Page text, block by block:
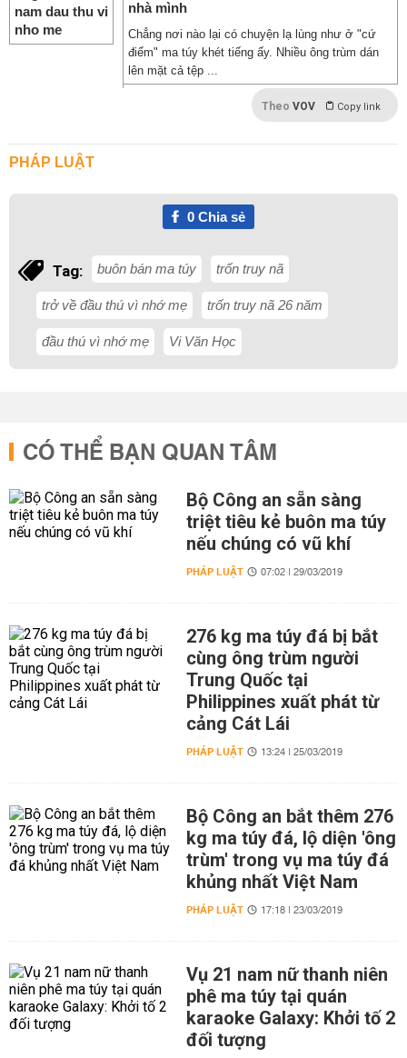
nhà mình
Chẳng nơi nào lại có chuyện lạ lùng như ở "cứ
điểm" ma túy khét tiếng ấy. Nhiều ông trùm dán
lên mặt cả tệp ...
Theo VOV Copy link
PHÁP LUẬT
0Chia sẻ
Tag: buôn bán ma túy trốn truy nã
trở về đầu thú vì nhớ mẹ trốn truy nã 26 năm
đầu thú vì nhớ mẹ Vi Văn Học
CÓ THỂ BẠN QUAN TÂM
Bộ Công an sẵn sàng
triệt tiêu kẻ buôn ma túy
nếu chúng có vũ khí
PHÁP LUẬT 07:02 | 29/03/2019
276 kg ma túy đá bị bắt
cùng ông trùm người
Trung Quốc tại
Philippines xuất phát từ
cảng Cát Lái
PHÁP LUẬT 13:24 | 25/03/2019
Bộ Công an bắt thêm 276
kg ma túy đá, lộ diện 'ông
trùm' trong vụ ma túy đá
khủng nhất Việt Nam
PHÁP LUẬT 17:18 | 23/03/2019
Vụ 21 nam nữ thanh niên
phê ma túy tại quán
karaoke Galaxy: Khởi tố 2
đối tượng